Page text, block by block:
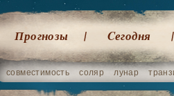
Прогнозы Cегодня
совместимость соляр лунар